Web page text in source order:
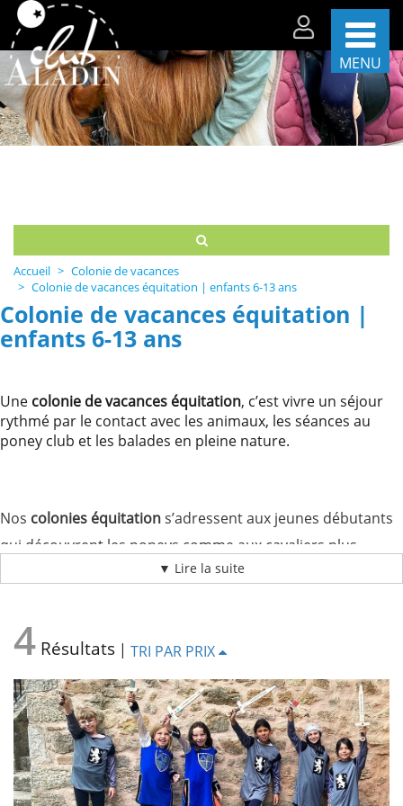
Les
séjours
séjours
thèmes
sur
nos
centres
et
comités
d’entreprise
Nous
Télécharger
brochure
MENU
Accueil
Colonie de vacances
Colonie de vacances équitation | enfants 6-13 ans
Colonie de vacances équitation |
enfants 6-13 ans
Une colonie de vacances équitation, c’est vivre un séjour
rythmé par le contact avec les animaux, les séances au
poney club et les balades en pleine nature.
Nos colonies équitations’adressent aux jeunes débutants
qui découvrent les poneys comme aux cavaliers plus
confirmés qui souhaitent progresser à cheval. Chaque
adapté aux enfants de 6 à 13 ans.
Une colonie pour découvrir, apprendre
et progresser
Cet été, notre centre leHameau de Moulèsouvre ses
portes aux jeunes cavaliers. Ici, l’équitation ne se vit pas
▼ Lire la suite
4 Résultats | TRI PAR PRIX